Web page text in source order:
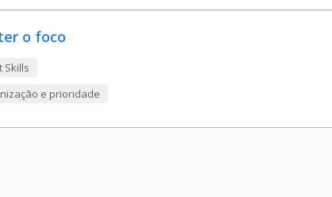
o foco
Skills
e prioridade